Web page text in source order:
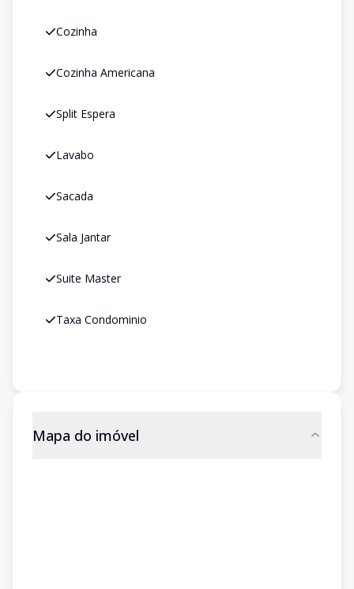
Cozinha
Cozinha Americana
Split Espera
Lavabo
Sacada
Sala Jantar
Suite Master
Taxa Condominio
Mapa do imóvel